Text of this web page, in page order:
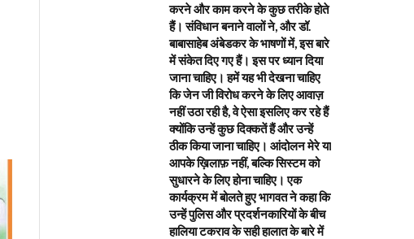
करने और काम करने के कुछ तरीके होते
हैं। संविधान बनाने वालों ने, और डॉ.
बाबासाहेब अंबेडकर के भाषणों में, इस बारे
में संकेत दिए गए हैं। इस पर ध्यान दिया
जाना चाहिए। हमें यह भी देखना चाहिए
कि जेन जी विरोध करने के लिए आवाज़
नहीं उठा रही है, वे ऐसा इसलिए कर रहे हैं
क्योंकि उन्हें कुछ दिक्कतें हैं और उन्हें
ठीक किया जाना चाहिए। आंदोलन मेरे या
आपके ख़िलाफ़ नहीं, बल्कि सिस्टम को
सुधारने के लिए होना चाहिए। एक
कार्यक्रम में बोलते हुए भागवत ने कहा कि
उन्हें पुलिस और प्रदर्शनकारियों के बीच
हालिया टकराव के सही हालात के बारे में